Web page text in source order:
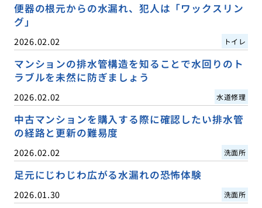
便器の根元からの水漏れ、犯人は「ワックスリン
グ」
2026.02.02 トイレ
マンションの排水管構造を知ることで水回りのト
ラブルを未然に防ぎましょう
2026.02.02 水道修理
中古マンションを購入する際に確認したい排水管
の経路と更新の難易度
2026.02.02 洗面所
足元にじわじわ広がる水漏れの恐怖体験
2026.01.30 洗面所